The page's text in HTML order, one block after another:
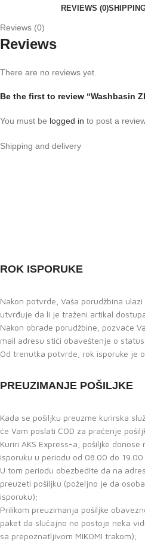
REVIEWS (0)
Reviews (0)
Reviews
There are no reviews yet.
Be the first to review “Washbasin
You must be logged in to post a
Shipping and delivery
ROK ISPORUKE
Nakon potvrde, Vaša porudžbina
utvrđuje da li je traženi artikal
Nakon obrade porudžbine, pozvaće
mail adresu stići obaveštenje o
Od trenutka potvrde, rok isporuke je
PREUZIMANJE POŠILJKE
Kada se pošiljku preuzme kurirska
će Vam poslati COD za praćenje
Kuriri AKS Express-a, pošiljke
isporuku u periodu od 08.00 do
U tom periodu obezbedite da na
preuzeti pošiljku (poželjno je da
isporuku);
Prilikom preuzimanja pošiljke
paket da slučajno ne postoje neka
sa prepoznatljivom MIKOMI trakom);